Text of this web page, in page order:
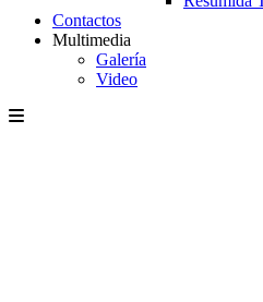
Contactos
Multimedia
Galería
Video